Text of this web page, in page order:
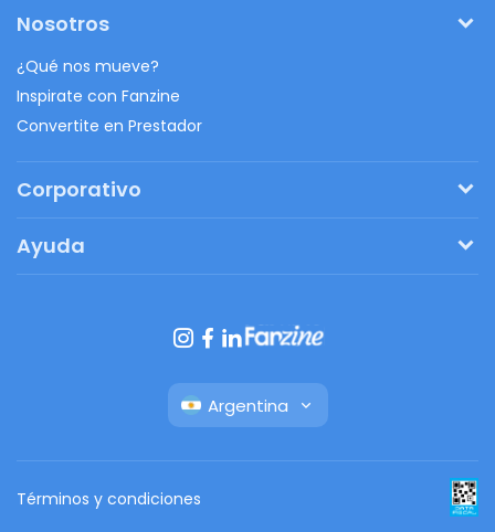
Nosotros
¿Qué nos mueve?
Inspirate con Fanzine
Convertite en Prestador
Corporativo
Regalos originales
Ayuda
Botón de arrepentimiento
Argentina
Términos y condiciones